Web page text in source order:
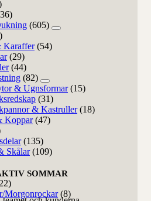
SOMMAR
(605)
Karaffer (54)
(29)
(44)
(82)
& Ugnsformar (15)
(31)
& Kastruller (18)
Koppar (47)
(135)
Skålar (109)
Morgonrockar (8)